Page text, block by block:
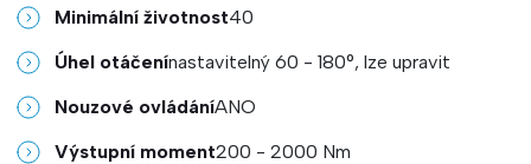
Minimální životnost40
Úhel otáčenínastavitelný 60 - 180°, lze upravit
Nouzové ovládáníANO
Výstupní moment200 - 2000 Nm